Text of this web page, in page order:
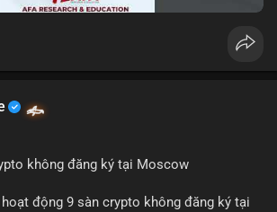
không đăng ký tại Moscow
động 9 sàn crypto không đăng ký tại